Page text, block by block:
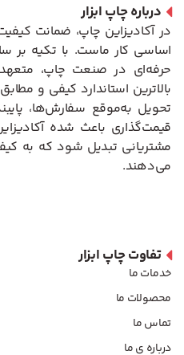
درباره چاپ ابزار
در آکادیزاین چاپ، ضمانت
اساسی کار ماست. با تکیه بر
حرفه‌ای در صنعت چاپ،
بالاترین استاندارد کیفی و
تحویل به‌موقع سفارش‌ها،
قیمت‌گذاری باعث شده
مشتریانی تبدیل شود که به
می‌دهند.
تفاوت چاپ ابزار
خدمات ما
محصولات ما
تماس ما
درباره ی ما